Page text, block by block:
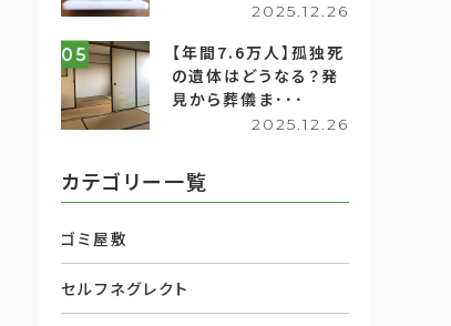
2025.12.26
05
【年間7.6万人】孤独死
の遺体はどうなる？発
見から葬儀ま･･･
2025.12.26
カテゴリー一覧
ゴミ屋敷
セルフネグレクト